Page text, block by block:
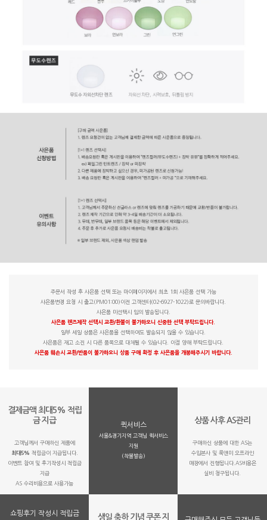
주문서 작성 후 사은품 선택 또는 마이페이지에서 최초 1회 사은품 선택 가능
사은품변경 요청 시 출고(PM01:00)이전 고객센터(02-6927-1022)로 문의바랍니다.
사은품 미선택시 임의 발송됩니다.
사은품 렌즈제작 선택시 교환/환불이 불가하오니 신중한 선택 부탁드립니다.
일부 세일 상품은 사은품을 선택하여도 발송되지 않을 수 있습니다.
사은품은 재고 소진 시 다른 품목으로 대체될 수 있습니다. 이점 양해 부탁드립니다.
사은품 훼손시 교환/반품이 불가하오니 상품 구매 확정 후 사은품을 개봉해주시기 바랍니다.
결제금액 최대5% 적립
금 지급
고객님께서 구매하신 제품에
최대5% 적립금이 지급됩니다.
이벤트 참여 및 후기작성시 적립금
지급
AS 수리비용으로 사용가능
퀵서비스
서울&경기지역 고객님 퀵서비스
지원
(착불발송)
상품 사후 AS관리
구매하신 상품에 대한 AS는
수입본사 및 룩앤미 오프라인
매장에서 진행됩니다.AS비용은
실비 청구됩니다.
쇼핑후기 작성시 적립금
생일 축하 기념 쿠폰 지